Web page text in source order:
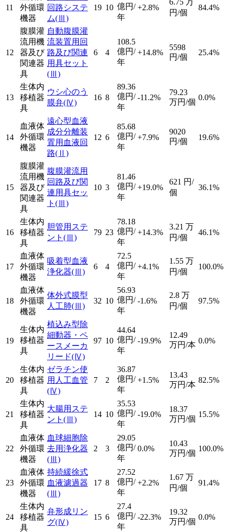
11
外循環
機器
回路システ
ム(Ⅲ)
19 10 億円/
年
+2.8%
6.75 万
円/個
84.4%
12
腹膜灌
流用機
器及び
関連器
具
自動腹膜灌
流装置用回
路及び関連
用具セット
(Ⅲ)
6 4
108.5
億円/
年
+14.8%
5598
円/個
25.4%
13
生体内
移植器
具
ウシ心のう
膜弁(Ⅳ)
16 8
89.36
億円/
年
-11.2%
79.23
万円/個
0.0%
14
血液体
外循環
機器
遠心型血液
成分分離装
置用血液回
路(Ⅱ)
12 6
85.68
億円/
年
+7.9%
9020
円/個
19.6%
15
腹膜灌
流用機
器及び
関連器
具
腹膜灌流用
回路及び関
連用具セッ
ト (Ⅲ)
10 3
81.46
億円/
年
+19.0%
621 円/
個
36.1%
16
生体内
移植器
具
胆管用ステ
ント (Ⅲ)
79 23
78.18
億円/
年
+14.3%
3.21 万
円/個
46.1%
17
血液体
外循環
機器
吸着型血液
浄化器(Ⅲ)
6 4
72.5
億円/
年
+4.1%
1.55 万
円/個
100.0%
18
血液体
外循環
機器
体外式膜型
人工肺(Ⅲ)
32 10
56.93
億円/
年
-1.6%
2.8 万
円/個
97.5%
19
生体内
移植器
具
植込み型除
細動器・ペ
ースメーカ
リード(Ⅳ)
97 10
44.64
億円/
年
-19.9%
12.49
万円/本 0.0%
20
生体内
移植器
具
ゼラチン使
用人工血管
(Ⅳ)
7 2
36.87
億円/
年
+1.5%
13.43
万円/本
82.5%
21
生体内
移植器
具
大腸用ステ
ント (Ⅲ)
14 10
35.53
億円/
年
-19.0%
18.37
万円/個
15.5%
22
血液体
外循環
機器
血球細胞除
去用浄化器
(Ⅲ)
2 3
29.05
億円/
年
0.0%
10.43
万円/個
100.0%
23
血液体
外循環
機器
持続緩徐式
血液濾過器
(Ⅲ)
17 8
27.52
億円/
年
+2.2%
1.67 万
円/個
91.4%
24
生体内
移植器
具
弁形成リン
グ(Ⅳ)
15 6
27.4
億円/
年
-22.3%
19.32
万円/個
0.0%